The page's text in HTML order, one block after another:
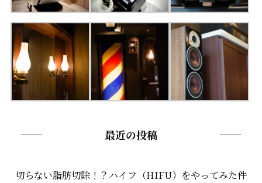
最近の投稿
切らない脂肪切除！？ハイフ（HIFU）をやってみた件